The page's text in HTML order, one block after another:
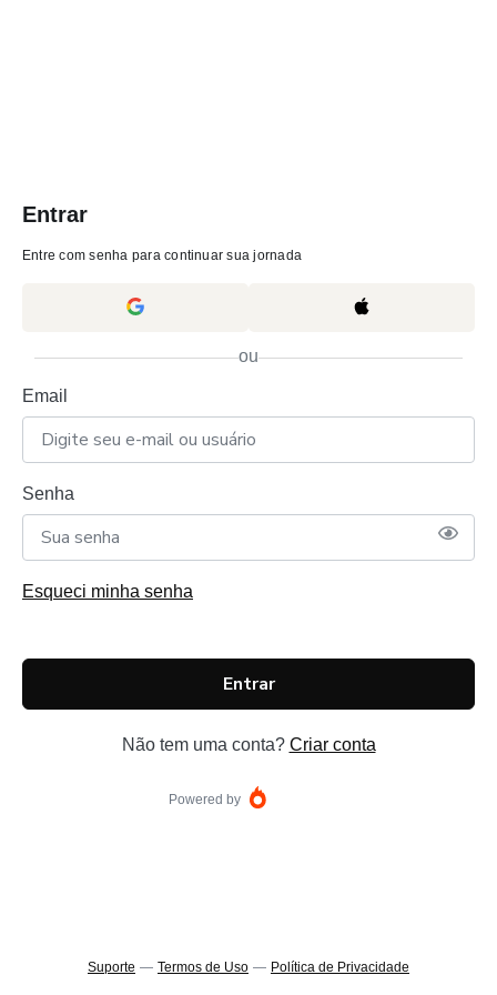
Entrar
Entre com senha para continuar sua jornada
ou
Email
Senha
Esqueci minha senha
Entrar
Não tem uma conta? Criar conta
Powered by
Suporte — Termos de Uso — Política de Privacidade